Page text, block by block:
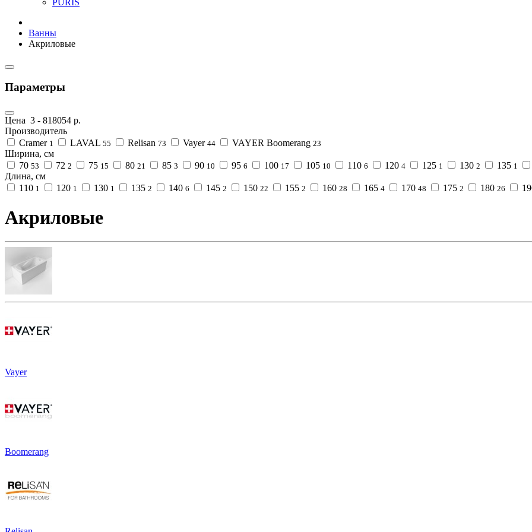
PURIS
Ванны
Акриловые
Параметры
Цена 3 - 818054 р.
Производитель
Cramer 1 LAVAL 55 Relisan 73 Vayer 44 VAYER Boomerang 23
Ширина, см
70 53 72 2 75 15 80 21 85 3 90 10 95 6 100 17 105 10 110 6 120 4 125 1 130 2 135 1
Длина, см
110 1 120 1 130 1 135 2 140 6 145 2 150 22 155 2 160 28 165 4 170 48 175 2 180 26
Акриловые
Vayer
Boomerang